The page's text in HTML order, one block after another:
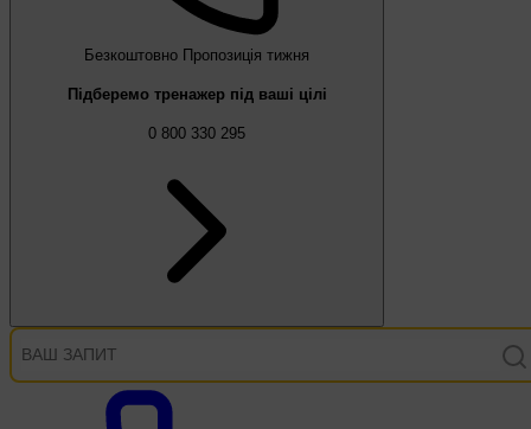
Безкоштовно Пропозиція тижня
Підберемо тренажер під ваші цілі
0 800 330 295